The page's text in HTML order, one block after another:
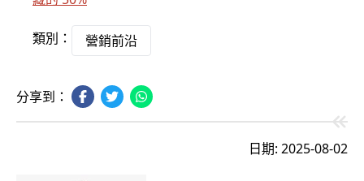
類別： 營銷前沿
分享到：
日期: 2025-08-02